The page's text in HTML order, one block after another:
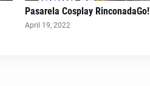
Pasarela Cosplay RinconadaGo!
April 19, 2022